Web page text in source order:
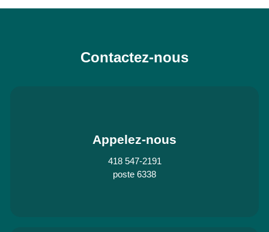
Contactez-nous
Appelez-nous
418 547-2191
poste 6338